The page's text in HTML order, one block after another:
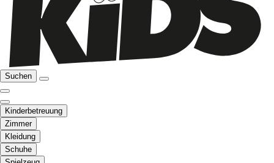
Suchen
Kinderbetreuung
Zimmer
Kleidung
Schuhe